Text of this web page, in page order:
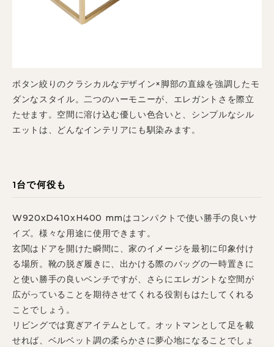
ボタン絞りのクラシカルなデザイン×脚部の直線を強調したモ
ダンなスタイル。二つのハーモニーが、エレガントさを際立
たせます。空間に溶け込む優しい色合いと、シンプルなシル
エットは、どんなインテリアにも馴染みます。
1台で何役も
W920xD410xH400 mmはコンパクトで使い勝手の良いサ
イズ。様々な用途に使用できます。
玄関はドアを開けた瞬間に、家のイメージを最初に印象付け
る場所。靴の脱ぎ履きに、出かける際のバッグの一時置きに
と使い勝手の良いベンチですが、さらにエレガントな空間が
広がっていることを期待させてくれる役割もはたしてくれる
ことでしょう。
リビングでは寛ぎアイテムとして。オットマンとして足を載
せれば、ベルベット調の柔らかさに夢心地になることでしょ